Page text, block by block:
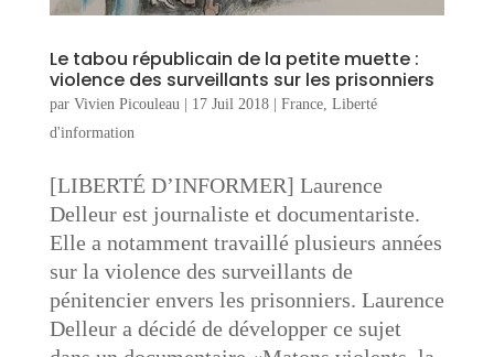
Le tabou républicain de la petite muette :
violence des surveillants sur les prisonniers
par Vivien Picouleau | 17 Juil 2018| France, Liberté
d'information
[LIBERTÉ D’INFORMER] Laurence
Delleur est journaliste et documentariste.
Elle a notamment travaillé plusieurs années
sur la violence des surveillants de
pénitencier envers les prisonniers. Laurence
Delleur a décidé de développer ce sujet